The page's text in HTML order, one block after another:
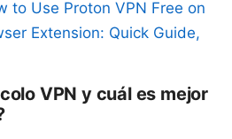
to Use Proton VPN Free on
Extension: Quick Guide,
VPN y cuál es mejor